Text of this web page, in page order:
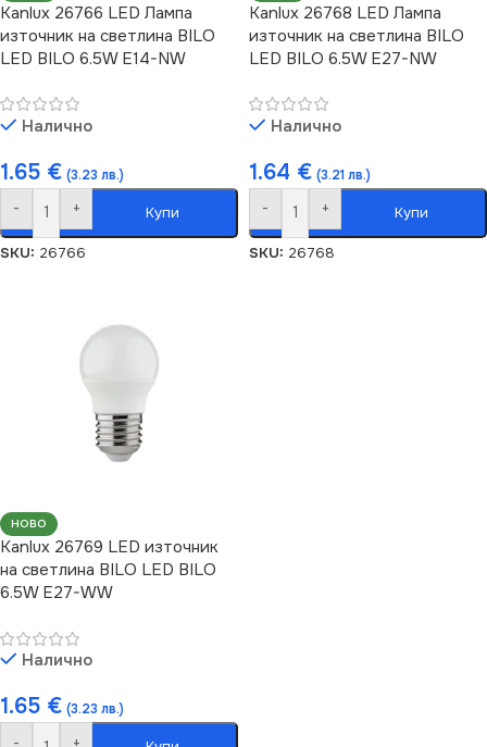
Kanlux 26766 LED Лампа
източник на светлина BILO
LED BILO 6.5W E14-NW
Налично
1.65 € (3.23 лв.)
- + Купи
SKU: 26766
Kanlux 26768 LED Лампа
източник на светлина BILO
LED BILO 6.5W E27-NW
Налично
1.64 € (3.21 лв.)
- + Купи
SKU: 26768
НОВО
Kanlux 26769 LED източник
на светлина BILO LED BILO
6.5W E27-WW
Налично
1.65 € (3.23 лв.)
- +